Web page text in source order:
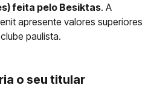
feita pelo Besiktas. A
apresente valores superiores
paulista.
o seu titular